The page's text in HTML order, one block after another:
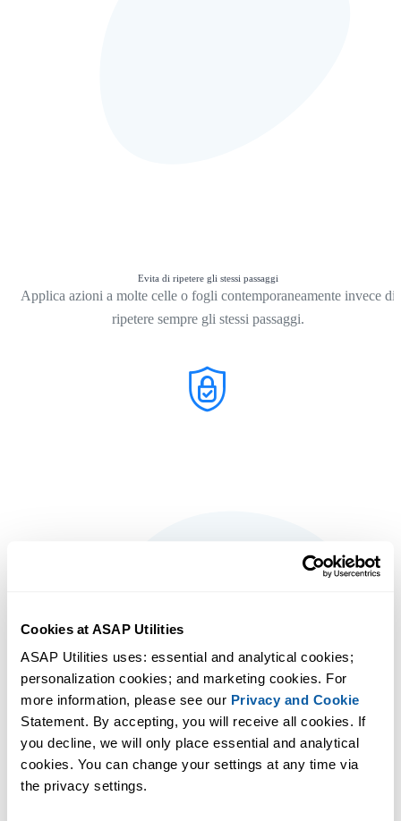
Cookies at ASAP Utilities
ASAP Utilities uses: essential and analytical cookies;
personalization cookies; and marketing cookies. For
more information, please see our Privacy and Cookie
Statement. By accepting, you will receive all cookies. If
you decline, we will only place essential and analytical
cookies. You can change your settings at any time via
the privacy settings.
Evita di ripetere gli stessi passaggi
Applica azioni a molte celle o fogli contemporaneamente invece di
ripetere sempre gli stessi passaggi.